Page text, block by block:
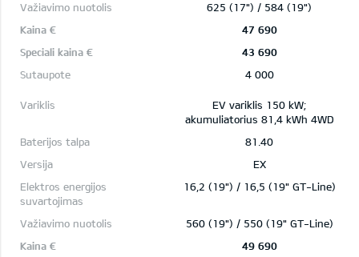
625 (17") / 584 (19")
47 690
43 690
4 000
EV variklis 150 kW;
akumuliatorius 81,4 kWh 4WD
81.40
EX
16,2 (19") / 16,5 (19" GT-Line)
560 (19") / 550 (19" GT-Line)
49 690